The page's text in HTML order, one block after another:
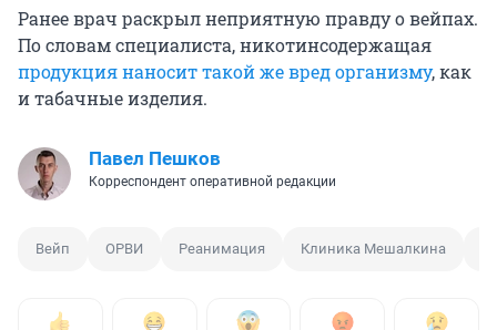
Ранее врач раскрыл неприятную правду о вейпах.
По словам специалиста, никотинсодержащая
продукция наносит такой же вред организму, как
и табачные изделия.
Павел Пешков
Корреспондент оперативной редакции
Вейп ОРВИ Реанимация Клиника Мешалкина